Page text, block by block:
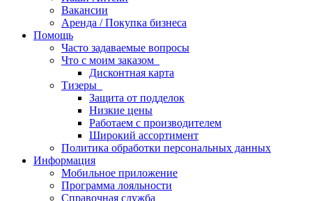
Вакансии
Аренда / Покупка бизнеса
Помощь
Часто задаваемые вопросы
Что с моим заказом
Дисконтная карта
Тизеры
Защита от подделок
Низкие цены
Работаем с производителем
Широкий ассортимент
Политика обработки персональных данных
Информация
Мобильное приложение
Программа лояльности
Справочная служба